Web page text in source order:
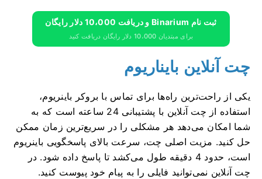
ثبت نام Binarium و دریافت 10،000 دلار رایگان
برای مبتدیان 10،000 دلار رایگان دریافت کنید
چت آنلاین بایناریوم
یکی از راحت‌ترین راه‌ها برای تماس با بروکر باینریوم،
استفاده از چت آنلاین با پشتیبانی 24 ساعته است که به
شما امکان می‌دهد هر مشکلی را در سریع‌ترین زمان ممکن
حل کنید. مزیت اصلی چت، سرعت بالای پاسخگویی باینریوم
است، حدود 4 دقیقه طول می‌کشد تا پاسخ داده شود. در
چت آنلاین نمی‌توانید فایلی را به پیام خود پیوست کنید.